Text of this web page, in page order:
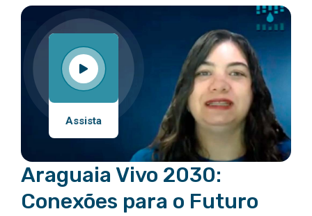
Assista
Araguaia Vivo 2030:
Conexões para o Futuro